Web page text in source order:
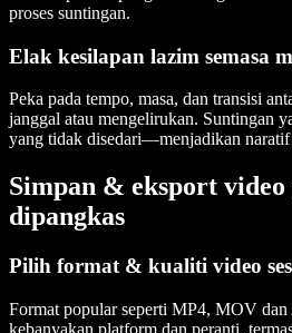
proses suntingan.
Elak kesilapan lazim semasa
Peka pada tempo, masa, dan transisi
janggal atau mengelirukan. Suntingan
yang tidak disedari—menjadikan naratif
Simpan & eksport video
dipangkas
Pilih format & kualiti video
Format popular seperti MP4, MOV
kebanyakan platform dan peranti,